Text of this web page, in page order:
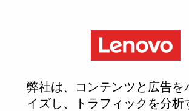
弊社は、コンテンツと広告を
イズし、トラフィックを分析
Reset password